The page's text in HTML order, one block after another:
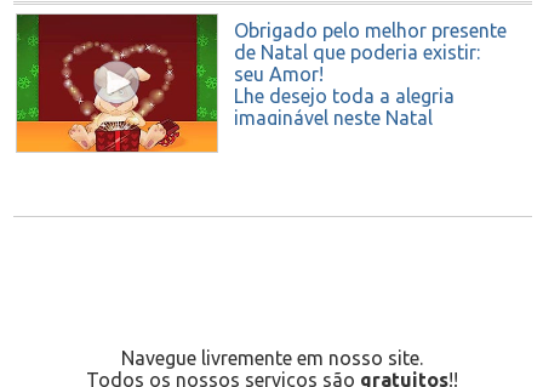
Obrigado pelo melhor presente
de Natal que poderia existir:
seu Amor!
Lhe desejo toda a alegria
imaginável neste Natal
Navegue livremente em nosso site.
Todos os nossos serviços são gratuitos!!